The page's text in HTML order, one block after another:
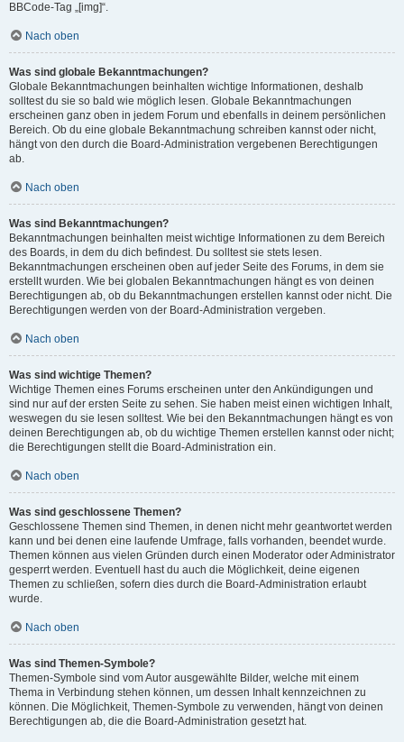
BBCode-Tag „[img]“.
Nach oben
Was sind globale Bekanntmachungen?
Globale Bekanntmachungen beinhalten wichtige Informationen, deshalb
solltest du sie so bald wie möglich lesen. Globale Bekanntmachungen
erscheinen ganz oben in jedem Forum und ebenfalls in deinem persönlichen
Bereich. Ob du eine globale Bekanntmachung schreiben kannst oder nicht,
hängt von den durch die Board-Administration vergebenen Berechtigungen
ab.
Nach oben
Was sind Bekanntmachungen?
Bekanntmachungen beinhalten meist wichtige Informationen zu dem Bereich
des Boards, in dem du dich befindest. Du solltest sie stets lesen.
Bekanntmachungen erscheinen oben auf jeder Seite des Forums, in dem sie
erstellt wurden. Wie bei globalen Bekanntmachungen hängt es von deinen
Berechtigungen ab, ob du Bekanntmachungen erstellen kannst oder nicht. Die
Berechtigungen werden von der Board-Administration vergeben.
Nach oben
Was sind wichtige Themen?
Wichtige Themen eines Forums erscheinen unter den Ankündigungen und
sind nur auf der ersten Seite zu sehen. Sie haben meist einen wichtigen Inhalt,
weswegen du sie lesen solltest. Wie bei den Bekanntmachungen hängt es von
deinen Berechtigungen ab, ob du wichtige Themen erstellen kannst oder nicht;
die Berechtigungen stellt die Board-Administration ein.
Nach oben
Was sind geschlossene Themen?
Geschlossene Themen sind Themen, in denen nicht mehr geantwortet werden
kann und bei denen eine laufende Umfrage, falls vorhanden, beendet wurde.
Themen können aus vielen Gründen durch einen Moderator oder Administrator
gesperrt werden. Eventuell hast du auch die Möglichkeit, deine eigenen
Themen zu schließen, sofern dies durch die Board-Administration erlaubt
wurde.
Nach oben
Was sind Themen-Symbole?
Themen-Symbole sind vom Autor ausgewählte Bilder, welche mit einem
Thema in Verbindung stehen können, um dessen Inhalt kennzeichnen zu
können. Die Möglichkeit, Themen-Symbole zu verwenden, hängt von deinen
Berechtigungen ab, die die Board-Administration gesetzt hat.